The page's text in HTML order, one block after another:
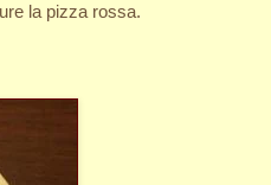
la pizza rossa.